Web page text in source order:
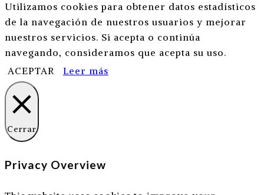
Utilizamos cookies para obtener datos estadísticos
de la navegación de nuestros usuarios y mejorar
nuestros servicios. Si acepta o continúa
navegando, consideramos que acepta su uso.
ACEPTAR
Leer más
Cerrar
Privacy Overview